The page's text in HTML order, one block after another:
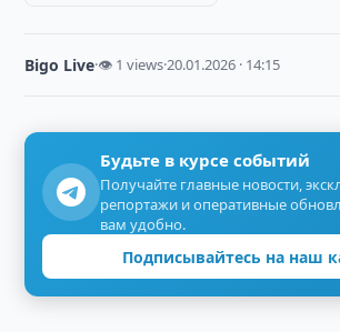
Bigo Live·👁 1 views·20.01.2026 · 14:15
Будьте в курсе событий
Получайте главные новости,
репортажи и оперативные
вам удобно.
Подписывайтесь на наш